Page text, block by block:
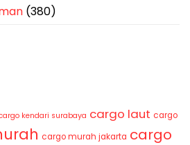
(380)
kendari surabaya cargo laut cargo
cargo murah jakarta cargo